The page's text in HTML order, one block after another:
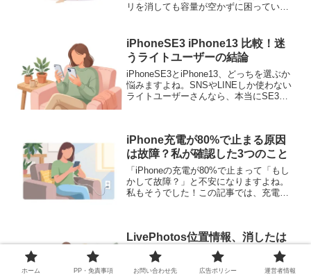
リを消しても容量が空かずに困っていま
裏技や、意外な犯人だったアプリの特定
方法を、失敗談も交えながらご紹介しま
す。あなたもこの経験談から、きっと解
決策が見つかりますよ。
iPhoneSE3 iPhone13 比較！迷
うライトユーザーの結論
iPhoneSE3とiPhone13、どっちを選ぶか
悩みますよね。SNSやLINEしか使わない
ライトユーザーさんなら、本当にSE3で
視の方も必見です。
iPhone充電が80%で止まる原因
は故障？私が確認した3つのこと
「iPhoneの充電が80%で止まって「もし
かして故障？」と不安になりますよね。
私もそうでした！この記事では、充電が
LivePhotos位置情報、消したは
ずが残る？送る前の確認が大切
LivePhotosの位置情報、プライバシーが
ホーム PP・免責事項 お問い合わせ先 広告ポリシー 運営者情報